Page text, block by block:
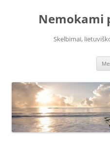
Nemokami
Skelbimai,